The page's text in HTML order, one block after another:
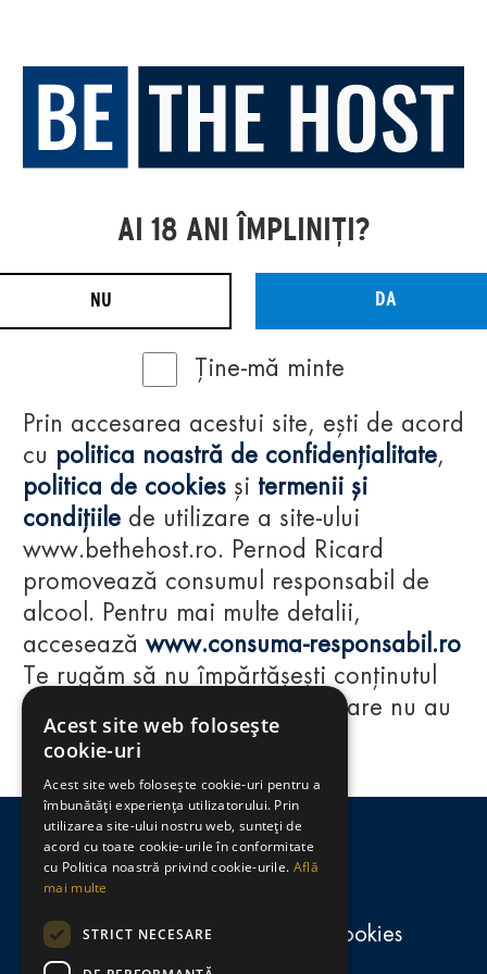
Regulamente
consumă-responsabil.ro
Politica de confidențialitate și cookies
AI 18 ANI ÎMPLINIȚI?
NU DA
Ține-mă minte
Prin accesarea acestui site, ești de acord
cu politica noastră de confidențialitate,
politica de cookies și termenii și
condițiile de utilizare a site-ului
www.bethehost.ro. Pernod Ricard
promovează consumul responsabil de
alcool. Pentru mai multe detalii,
accesează www.consuma-responsabil.ro
Te rugăm să nu împărtășești conținutul
acestui website cu persoane care nu au
împlinit vârsta de 18 ani.
Acest site web folosește
cookie-uri
Acest site web folosește cookie-uri pentru a
îmbunătăți experiența utilizatorului. Prin
utilizarea site-ului nostru web, sunteți de
acord cu toate cookie-urile în conformitate
cu Politica noastră privind cookie-urile. Află
mai multe
STRICT NECESARE